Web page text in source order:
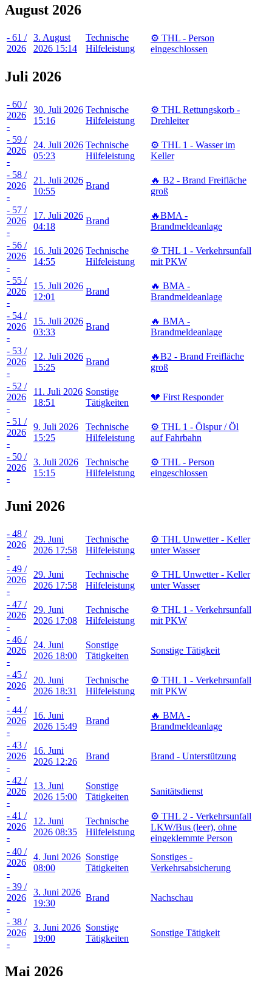
August 2026
- 61 /
2026
3. August
2026 15:14
Technische
Hilfeleistung
⚙️ THL - Person
eingeschlossen
Juli 2026
- 60 /
2026
-
30. Juli 2026
15:16
Technische
Hilfeleistung
⚙️ THL Rettungskorb -
Drehleiter
- 59 /
2026
-
24. Juli 2026
05:23
Technische
Hilfeleistung
⚙️ THL 1 - Wasser im
Keller
- 58 /
2026
-
21. Juli 2026
10:55
Brand
🔥 B2 - Brand Freifläche
groß
- 57 /
2026
-
17. Juli 2026
04:18
Brand
🔥BMA -
Brandmeldeanlage
- 56 /
2026
-
16. Juli 2026
14:55
Technische
Hilfeleistung
⚙️ THL 1 - Verkehrsunfall
mit PKW
- 55 /
2026
-
15. Juli 2026
12:01
Brand
🔥 BMA -
Brandmeldeanlage
- 54 /
2026
-
15. Juli 2026
03:33
Brand
🔥 BMA -
Brandmeldeanlage
- 53 /
2026
-
12. Juli 2026
15:25
Brand
🔥B2 - Brand Freifläche
groß
- 52 /
2026
-
11. Juli 2026
18:51
Sonstige
Tätigkeiten
💔 First Responder
- 51 /
2026
-
9. Juli 2026
15:25
Technische
Hilfeleistung
⚙️ THL 1 - Ölspur / Öl
auf Fahrbahn
- 50 /
2026
-
3. Juli 2026
15:15
Technische
Hilfeleistung
⚙️ THL - Person
eingeschlossen
Juni 2026
- 48 /
2026
-
29. Juni
2026 17:58
Technische
Hilfeleistung
⚙️ THL Unwetter - Keller
unter Wasser
- 49 /
2026
-
29. Juni
2026 17:58
Technische
Hilfeleistung
⚙️ THL Unwetter - Keller
unter Wasser
- 47 /
2026
-
29. Juni
2026 17:08
Technische
Hilfeleistung
⚙️ THL 1 - Verkehrsunfall
mit PKW
- 46 /
2026
-
24. Juni
2026 18:00
Sonstige
Tätigkeiten
Sonstige Tätigkeit
- 45 /
2026
-
20. Juni
2026 18:31
Technische
Hilfeleistung
⚙️ THL 1 - Verkehrsunfall
mit PKW
- 44 /
2026
-
16. Juni
2026 15:49
Brand
🔥 BMA -
Brandmeldeanlage
- 43 /
2026
-
16. Juni
2026 12:26
Brand Brand - Unterstützung
- 42 /
2026
-
13. Juni
2026 15:00
Sonstige
Tätigkeiten
Sanitätsdienst
- 41 /
2026
-
12. Juni
2026 08:35
Technische
Hilfeleistung
⚙️ THL 2 - Verkehrsunfall
LKW/Bus (leer), ohne
eingeklemmte Person
- 40 /
2026
-
4. Juni 2026
08:00
Sonstige
Tätigkeiten
Sonstiges -
Verkehrsabsicherung
- 39 /
2026
-
3. Juni 2026
19:30
Brand Nachschau
- 38 /
2026
-
3. Juni 2026
19:00
Sonstige
Tätigkeiten
Sonstige Tätigkeit
Mai 2026